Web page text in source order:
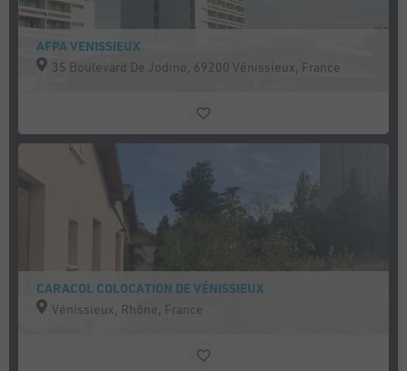
AFPA VENISSIEUX
35 Boulevard De Jodino, 69200 Vénissieux, France
CARACOL COLOCATION DE VÉNISSIEUX
Vénissieux, Rhône, France